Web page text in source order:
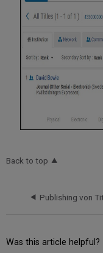
Back to top
Was this article helpful?